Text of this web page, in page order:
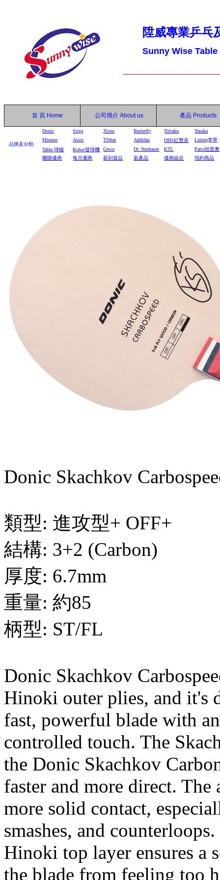
陞威專業乒乓
Sunny Wise
首 頁 Home 公司簡介 About us 產品 Products
品牌及分類:
Donic Stiga Xiom Butterfly Nittaku
Yasaka
Mizuno
Asics Tibhar Addidas DHS紅雙喜
Lining李寧
Table球檯 Robot發球機 Gewo Dr. Neubauer KTL
Palio拍里奧
團購優惠
每月優惠 新到貨品 新產品 優惠組合 預約商品
Donic Skachkov
類型: 進攻型+ OFF+
結構: 3+2 (Carbon)
厚度: 6.7mm
重量: 約85
柄型: ST/FL
Donic Skachkov
Hinoki outer plies, and it's
fast, powerful blade with
controlled touch. The
the Donic Skachkov
faster and more direct.
more solid contact,
smashes, and
Hinoki top layer ensures a
the blade from feeling too